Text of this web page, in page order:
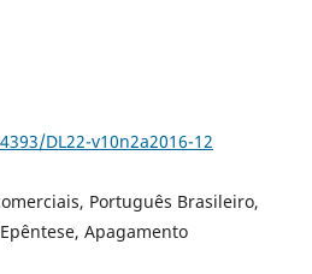
DL22-v10n2a2016-12
Português Brasileiro,
Apagamento